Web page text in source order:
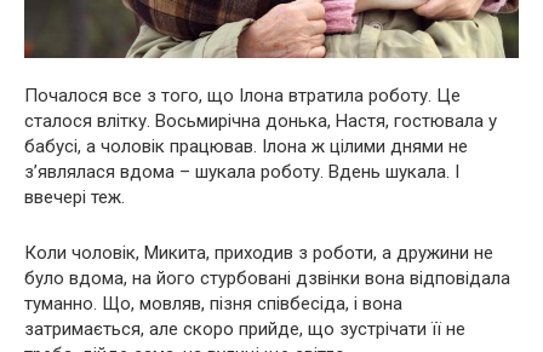
Почалося все з того, що Ілона втратила роботу. Це
сталося влітку. Восьмирічна донька, Настя, гостювала у
бабусі, а чоловік працював. Ілона ж цілими днями не
з’являлася вдома – шукала роботу. Вдень шукала. І
ввечері теж.
Коли чоловік, Микита, приходив з роботи, а дружини не
було вдома, на його стурбовані дзвінки вона відповідала
туманно. Що, мовляв, пізня співбесіда, і вона
затримається, але скоро прийде, що зустрічати її не